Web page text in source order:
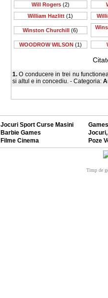
Will Rogers(2)
William Hazlitt (1)
Winston Churchill (6)
WOODROW WILSON(1)
1.O conducere in trei nu
si altul e in concediu. - Categoria:
Jocuri Sport Curse Masini
Barbie Games
Filme Cinema Poze
Timp de